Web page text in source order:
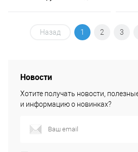
Назад 1 2 3
Новости
Хотите получать новости,
и информацию о новинках?